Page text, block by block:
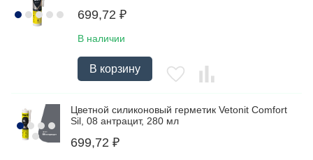
699,72 ₽
В наличии
В корзину
Цветной силиконовый герметик Vetonit Comfort
Sil, 08 антрацит, 280 мл
699,72 ₽